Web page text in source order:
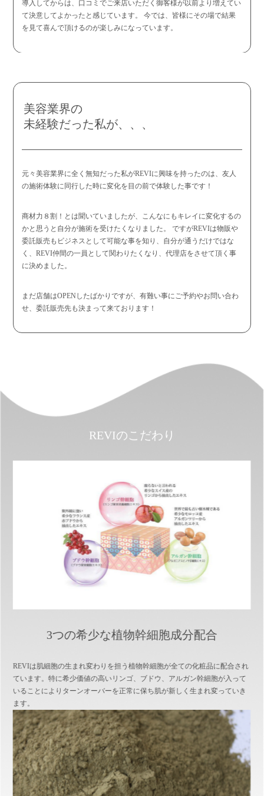
導入してからは、口コミでご来店いただく御客様が以前より増えてい
て決意してよかったと感じています。 今では、皆様にその場で結果
を見て喜んで頂けるのが楽しみになっています。
美容業界の
未経験だった私が、、、
元々美容業界に全く無知だった私がREVIに興味を持ったのは、友人
の施術体験に同行した時に変化を目の前で体験した事です！
商材力８割！とは聞いていましたが、こんなにもキレイに変化するの
かと思うと自分が施術を受けたくなりました。 ですがREVIは物販や
委託販売もビジネスとして可能な事を知り、自分が通うだけではな
く、REVI仲間の一員として関わりたくなり、代理店をさせて頂く事
に決めました。
まだ店舗はOPENしたばかりですが、有難い事にご予約やお問い合わ
せ、委託販売先も決まって来ております！
REVIのこだわり
3つの希少な植物幹細胞成分配合
REVIは肌細胞の生まれ変わりを担う植物幹細胞が全ての化粧品に配合され
ています。特に希少価値の高いリンゴ、ブドウ、アルガン幹細胞が入って
いることによりターンオーバーを正常に保ち肌が新しく生まれ変っていき
ます。